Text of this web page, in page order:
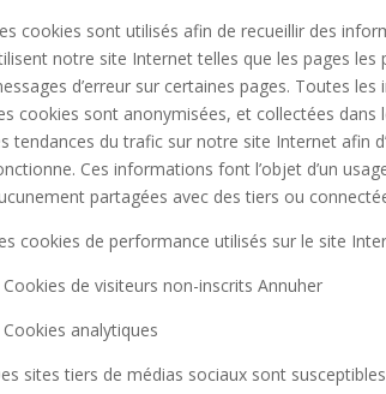
cookies sont utilisés afin de recueillir des
notre site Internet telles que les pages les
d’erreur sur certaines pages. Toutes
cookies sont anonymisées, et collectées dans
tendances du trafic sur notre site Internet afin
Ces informations font l’objet d’un
partagées avec des tiers ou
cookies de performance utilisés sur le site
de visiteurs non-inscrits Annuher
analytiques
sites tiers de médias sociaux sont